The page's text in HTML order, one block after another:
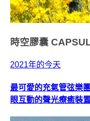
時空膠囊
2021年的今天
最可愛的充氣管弦樂
眼互動的聲光療癒裝